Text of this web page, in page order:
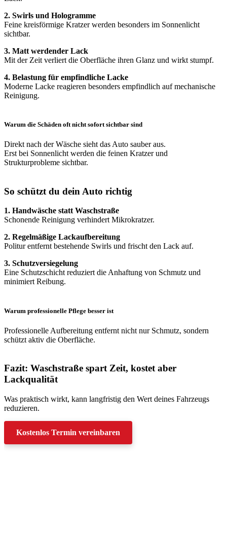
2. Swirls und Hologramme
Feine kreisförmige Kratzer werden besonders im Sonnenlicht
sichtbar.
3. Matt werdender Lack
Mit der Zeit verliert die Oberfläche ihren Glanz und wirkt stumpf.
4. Belastung für empfindliche Lacke
Moderne Lacke reagieren besonders empfindlich auf mechanische
Reinigung.
Warum die Schäden oft nicht sofort sichtbar sind
Direkt nach der Wäsche sieht das Auto sauber aus.
Erst bei Sonnenlicht werden die feinen Kratzer und
Strukturprobleme sichtbar.
So schützt du dein Auto richtig
1. Handwäsche statt Waschstraße
Schonende Reinigung verhindert Mikrokratzer.
2. Regelmäßige Lackaufbereitung
Politur entfernt bestehende Swirls und frischt den Lack auf.
3. Schutzversiegelung
Eine Schutzschicht reduziert die Anhaftung von Schmutz und
minimiert Reibung.
Warum professionelle Pflege besser ist
Professionelle Aufbereitung entfernt nicht nur Schmutz, sondern
schützt aktiv die Oberfläche.
Fazit: Waschstraße spart Zeit, kostet aber
Lackqualität
Was praktisch wirkt, kann langfristig den Wert deines Fahrzeugs
reduzieren.
Kostenlos Termin vereinbaren